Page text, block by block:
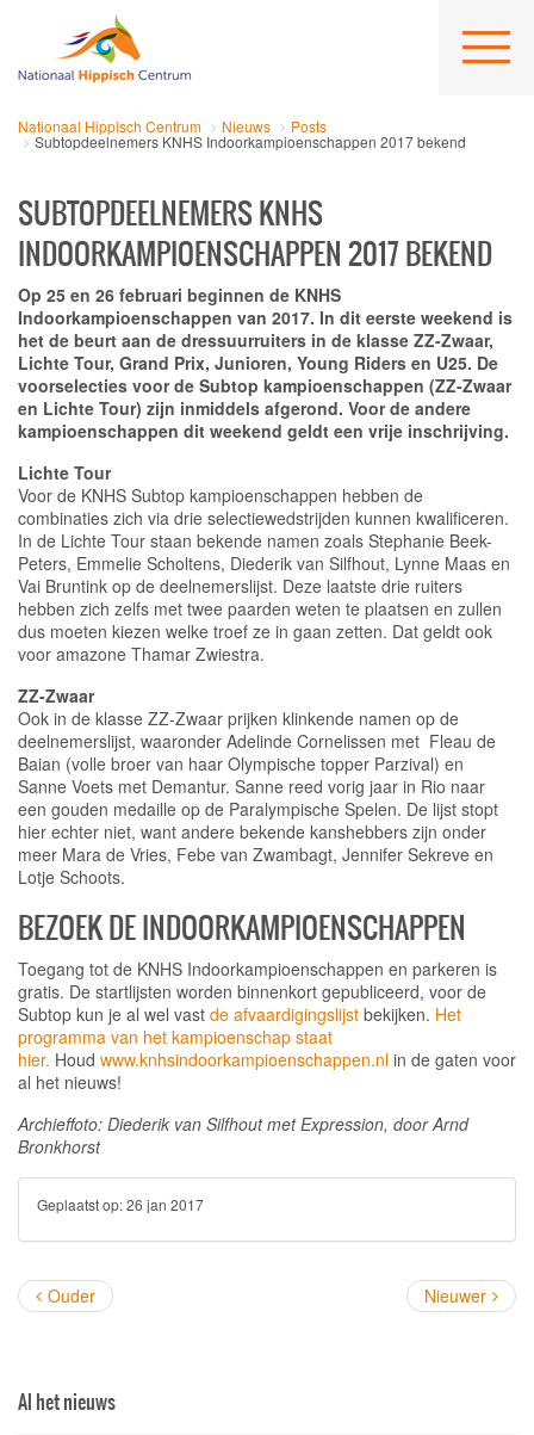
Nationaal Hippisch Centrum Nieuws Posts
Subtopdeelnemers KNHS Indoorkampioenschappen 2017 bekend
SUBTOPDEELNEMERS KNHS
INDOORKAMPIOENSCHAPPEN 2017 BEKEND
Op 25 en 26 februari beginnen de KNHS
Indoorkampioenschappen van 2017. In dit eerste weekend is
het de beurt aan de dressuurruiters in de klasse ZZ-Zwaar,
Lichte Tour, Grand Prix, Junioren, Young Riders en U25. De
voorselecties voor de Subtop kampioenschappen (ZZ-Zwaar
en Lichte Tour) zijn inmiddels afgerond. Voor de andere
kampioenschappen dit weekend geldt een vrije inschrijving.
Lichte Tour
Voor de KNHS Subtop kampioenschappen hebben de
combinaties zich via drie selectiewedstrijden kunnen kwalificeren.
In de Lichte Tour staan bekende namen zoals Stephanie Beek-
Peters, Emmelie Scholtens, Diederik van Silfhout, Lynne Maas en
Vai Bruntink op de deelnemerslijst. Deze laatste drie ruiters
hebben zich zelfs met twee paarden weten te plaatsen en zullen
dus moeten kiezen welke troef ze in gaan zetten. Dat geldt ook
voor amazone Thamar Zwiestra.
ZZ-Zwaar
Ook in de klasse ZZ-Zwaar prijken klinkende namen op de
deelnemerslijst, waaronder Adelinde Cornelissen met Fleau de
Baian (volle broer van haar Olympische topper Parzival) en
Sanne Voets met Demantur. Sanne reed vorig jaar in Rio naar
een gouden medaille op de Paralympische Spelen. De lijst stopt
hier echter niet, want andere bekende kanshebbers zijn onder
meer Mara de Vries, Febe van Zwambagt, Jennifer Sekreve en
Lotje Schoots.
BEZOEK DE INDOORKAMPIOENSCHAPPEN
Toegang tot de KNHS Indoorkampioenschappen en parkeren is
gratis. De startlijsten worden binnenkort gepubliceerd, voor de
Subtop kun je al wel vast de afvaardigingslijst bekijken. Het
programma van het kampioenschap staat
hier. Houd www.knhsindoorkampioenschappen.nl in de gaten voor
al het nieuws!
Archieffoto: Diederik van Silfhout met Expression, door Arnd
Bronkhorst
Geplaatst op:26 jan 2017
Ouder Nieuwer
Al het nieuws